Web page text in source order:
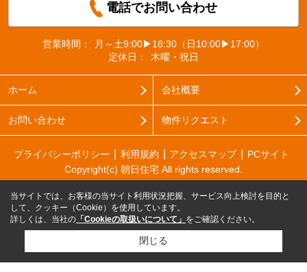
電話でお問い合わせ
営業時間：
月～土9:00▶18:30（日10:00▶17:00）
定休日：
木曜・祝日
ホーム 会社概要
お問い合わせ 物件リクエスト
プライバシーポリシー 利用規約 アクセスマップ
PCサイト
Copyright(c) 朝日住宅 All rights reserved.
当サイトでは、お客様の当サイト利用状況把握、サービス向上検討を目的と
して、クッキー（Cookie）を使用しています。
詳しくは、当社の 「Cookieの取扱いについて」 をご確認ください。
閉じる